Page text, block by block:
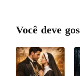
Você deve